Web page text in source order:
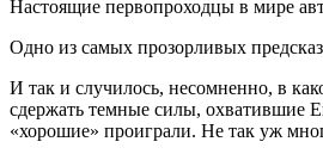
Настоящие первопроходцы в мире
Одно из самых прозорливых
И так и случилось, несомненно, в
сдержать темные силы, охватившие
«хорошие» проиграли. Не так уж